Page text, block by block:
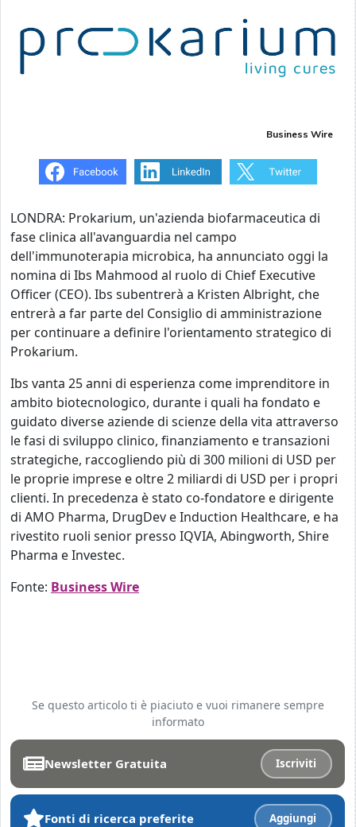
Business Wire
LONDRA: Prokarium, un'azienda biofarmaceutica di
fase clinica all'avanguardia nel campo
dell'immunoterapia microbica, ha annunciato oggi la
nomina di Ibs Mahmood al ruolo di Chief Executive
Officer (CEO). Ibs subentrerà a Kristen Albright, che
entrerà a far parte del Consiglio di amministrazione
per continuare a definire l'orientamento strategico di
Prokarium.
Ibs vanta 25 anni di esperienza come imprenditore in
ambito biotecnologico, durante i quali ha fondato e
guidato diverse aziende di scienze della vita attraverso
le fasi di sviluppo clinico, finanziamento e transazioni
strategiche, raccogliendo più di 300 milioni di USD per
le proprie imprese e oltre 2 miliardi di USD per i propri
clienti. In precedenza è stato co-fondatore e dirigente
di AMO Pharma, DrugDev e Induction Healthcare, e ha
rivestito ruoli senior presso IQVIA, Abingworth, Shire
Pharma e Investec.
Fonte: Business Wire
Se questo articolo ti è piaciuto e vuoi rimanere sempre
informato
Newsletter Gratuita Iscriviti
Fonti di ricerca preferite Aggiungi